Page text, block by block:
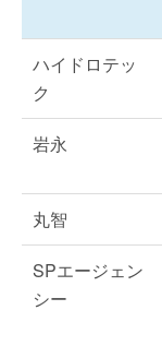
ハイドロテッ
ク
岩永
丸智
SPエージェン
シー